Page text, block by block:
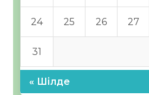
24 25 26 27
31
« Шілде